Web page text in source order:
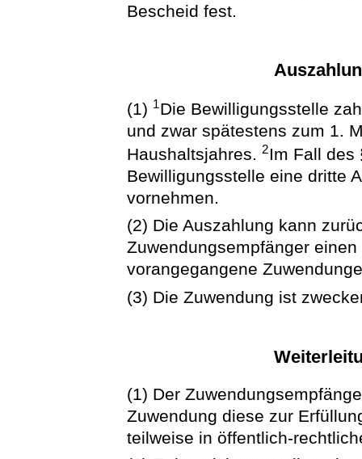
Bescheid fest.
(1) 1Die Bewilligungsstelle
und zwar spätestens zum 1.
Haushaltsjahres.2Im Fall des
Bewilligungsstelle eine dritte
vornehmen.
(2) Die Auszahlung kann
Zuwendungsempfänger
vorangegangene
(3) Die Zuwendung ist
(1) Der
Zuwendung diese zur
teilweise in öffentlich-